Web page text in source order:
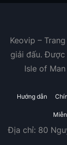
Keovip –
giải đấu.
Isle of
Hướng dẫn
Địa chỉ: 80